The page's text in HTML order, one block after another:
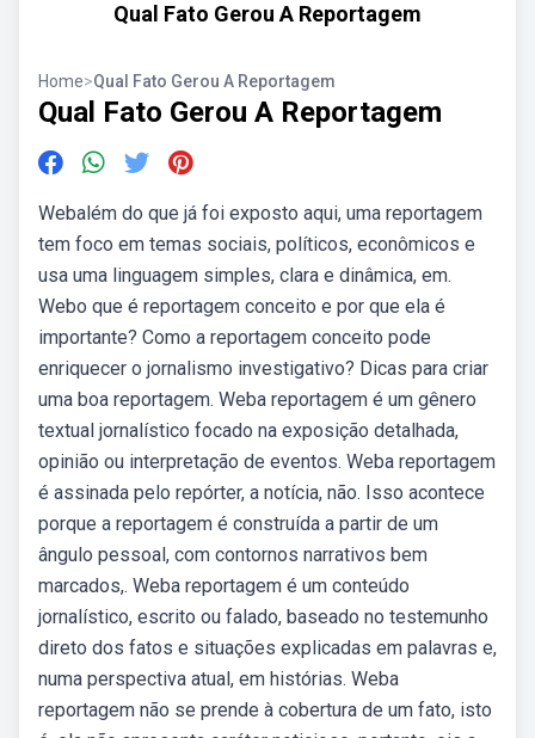
Qual Fato Gerou A Reportagem
Home>Qual Fato Gerou A Reportagem
Qual Fato Gerou A Reportagem
Webalém do que já foi exposto aqui, uma reportagem
tem foco em temas sociais, políticos, econômicos e
usa uma linguagem simples, clara e dinâmica, em.
Webo que é reportagem conceito e por que ela é
importante? Como a reportagem conceito pode
enriquecer o jornalismo investigativo? Dicas para criar
uma boa reportagem. Weba reportagem é um gênero
textual jornalístico focado na exposição detalhada,
opinião ou interpretação de eventos. Weba reportagem
é assinada pelo repórter, a notícia, não. Isso acontece
porque a reportagem é construída a partir de um
ângulo pessoal, com contornos narrativos bem
marcados,. Weba reportagem é um conteúdo
jornalístico, escrito ou falado, baseado no testemunho
direto dos fatos e situações explicadas em palavras e,
numa perspectiva atual, em histórias. Weba
reportagem não se prende à cobertura de um fato, isto